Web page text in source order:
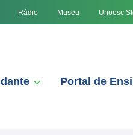
Rádio Museu Unoesc
Portal de